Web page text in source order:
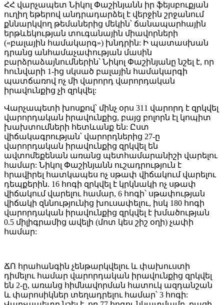
ՀՀ վարչապետ Նիկոլ Փաշինյանն իր ֆեյսբուքյան
ուղիղ եթերով անդրադարձել է վերջին շրջանում
քննարկվող թեմաներից մեկին՝ ճանապարհային
երթևեկության տուգանային միավորների
(«բալային համակարգ») խնդրին: Ի պատասխան
դրանց անհամաչափության մասին
բարձրաձայնումներին՝ Նիկոլ Փաշինյանը նշել է, որ
հունվարի 1-ից սկսած բալային համակարգի
պատճառով ոչ մի վարորդ վարորդական
իրավունքից չի զրկվել:
Վարչապետի խոսքով՝ մինչ օրս 311 վարորդ է զրկվել
վարորդական իրավունքից, բայց բոլորն էլ կոպիտ
խախտումների հետևանք են: Ըստ
վիճակագրության՝ վարորդներից 27-ը
վարորդական իրավունքից զրկվել են
ավտոմեքենան առանց պետհամարանիշի վարելու
համար: Նիկոլ Փաշինյանն ուշադրություն է
հրավիրել հատկապես ոչ սթափ վիճակում վարելու
դեպքերին. 16 հոգի զրկվել է կրկնակի ոչ սթափ
վիճակում վարելու համար, 6 հոգի՝ սթափության
վիճակի զննությունից խուսափելու, իսկ 180 հոգի
վարորդական իրավունքից զրկվել է խմածության
0.5 միլիգրամից ավելի (մոտ կես շիշ օղի) չափի
համար:
ՃՈ հրահանգին չենթարկվելու և փախուստի
դիմելու համար վարորդական իրավունքից զրկվել
են 2-ը, առանց հիմնավորման հատուկ ազդանշան
և փարոսիկներ տեղադրելու համար՝ 3 հոգի: